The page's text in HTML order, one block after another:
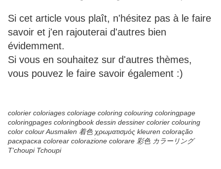
Si cet article vous plaît, n'hésitez pas à le faire
savoir et j'en rajouterai d'autres bien
évidemment.
Si vous en souhaitez sur d'autres thèmes,
vous pouvez le faire savoir également :)
colorier coloriages coloriage coloring colouring coloringpage
coloringpages coloringbook dessin dessiner colorier colouring
color colour Ausmalen 着色 χρωματισμός kleuren coloração
раскраска colorear colorazione colorare 彩色 カラーリング
T'choupi Tchoupi